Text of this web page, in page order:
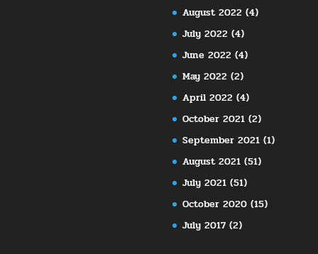
August 2022 (4)
July 2022 (4)
June 2022 (4)
May 2022 (2)
April 2022 (4)
October 2021 (2)
September 2021 (1)
August 2021 (51)
July 2021 (51)
October 2020 (15)
July 2017 (2)